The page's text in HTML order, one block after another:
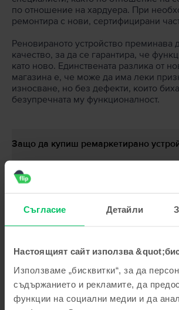
Съгласие Детайли
Настоящият сайт използва
Използваме „бисквитки“, за да
съдържанието и рекламите, да
функции на социални медии и да
по отношение на хардуера. При
ремонтира с нови, сертифицирани
Реновираното устройство преминава
качество, за да се гарантира, че
като ново. Единствената разлика от
магазина е, че може да има леки
износване, но без дефекти, които
безупречната му функционалност.
Защо да купиш ремаркетирано
Какво е включено в кутията?
Сходни продукти с
- 20 €
Ограничена наличност
Black, 128 GB, Като нов
Доставка: приблизително 2-3
Спестяваш спрямо Ново: 207